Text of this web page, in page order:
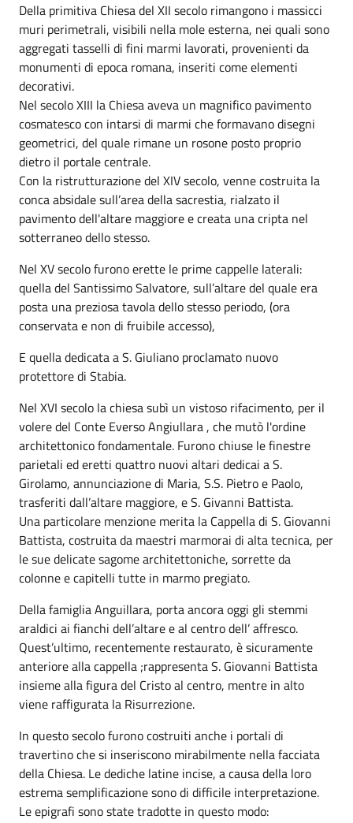
Della primitiva Chiesa del XII secolo rimangono i massicci
muri perimetrali, visibili nella mole esterna, nei quali sono
aggregati tasselli di fini marmi lavorati, provenienti da
monumenti di epoca romana, inseriti come elementi
decorativi.
Nel secolo XIII la Chiesa aveva un magnifico pavimento
cosmatesco con intarsi di marmi che formavano disegni
geometrici, del quale rimane un rosone posto proprio
dietro il portale centrale.
Con la ristrutturazione del XIV secolo, venne costruita la
conca absidale sull’area della sacrestia, rialzato il
pavimento dell'altare maggiore e creata una cripta nel
sotterraneo dello stesso.
Nel XV secolo furono erette le prime cappelle laterali:
quella del Santissimo Salvatore, sull’altare del quale era
posta una preziosa tavola dello stesso periodo, (ora
conservata e non di fruibile accesso),
E quella dedicata a S. Giuliano proclamato nuovo
protettore di Stabia.
Nel XVI secolo la chiesa subì un vistoso rifacimento, per il
volere del Conte Everso Angiullara , che mutò l'ordine
architettonico fondamentale. Furono chiuse le finestre
parietali ed eretti quattro nuovi altari dedicai a S.
Girolamo, annunciazione di Maria, S.S. Pietro e Paolo,
trasferiti dall’altare maggiore, e S. Givanni Battista.
Una particolare menzione merita la Cappella di S. Giovanni
Battista, costruita da maestri marmorai di alta tecnica, per
le sue delicate sagome architettoniche, sorrette da
colonne e capitelli tutte in marmo pregiato.
Della famiglia Anguillara, porta ancora oggi gli stemmi
araldici ai fianchi dell’altare e al centro dell’ affresco.
Quest’ultimo, recentemente restaurato, è sicuramente
anteriore alla cappella ;rappresenta S. Giovanni Battista
insieme alla figura del Cristo al centro, mentre in alto
viene raffigurata la Risurrezione.
In questo secolo furono costruiti anche i portali di
travertino che si inseriscono mirabilmente nella facciata
della Chiesa. Le dediche latine incise, a causa della loro
estrema semplificazione sono di difficile interpretazione.
Le epigrafi sono state tradotte in questo modo: